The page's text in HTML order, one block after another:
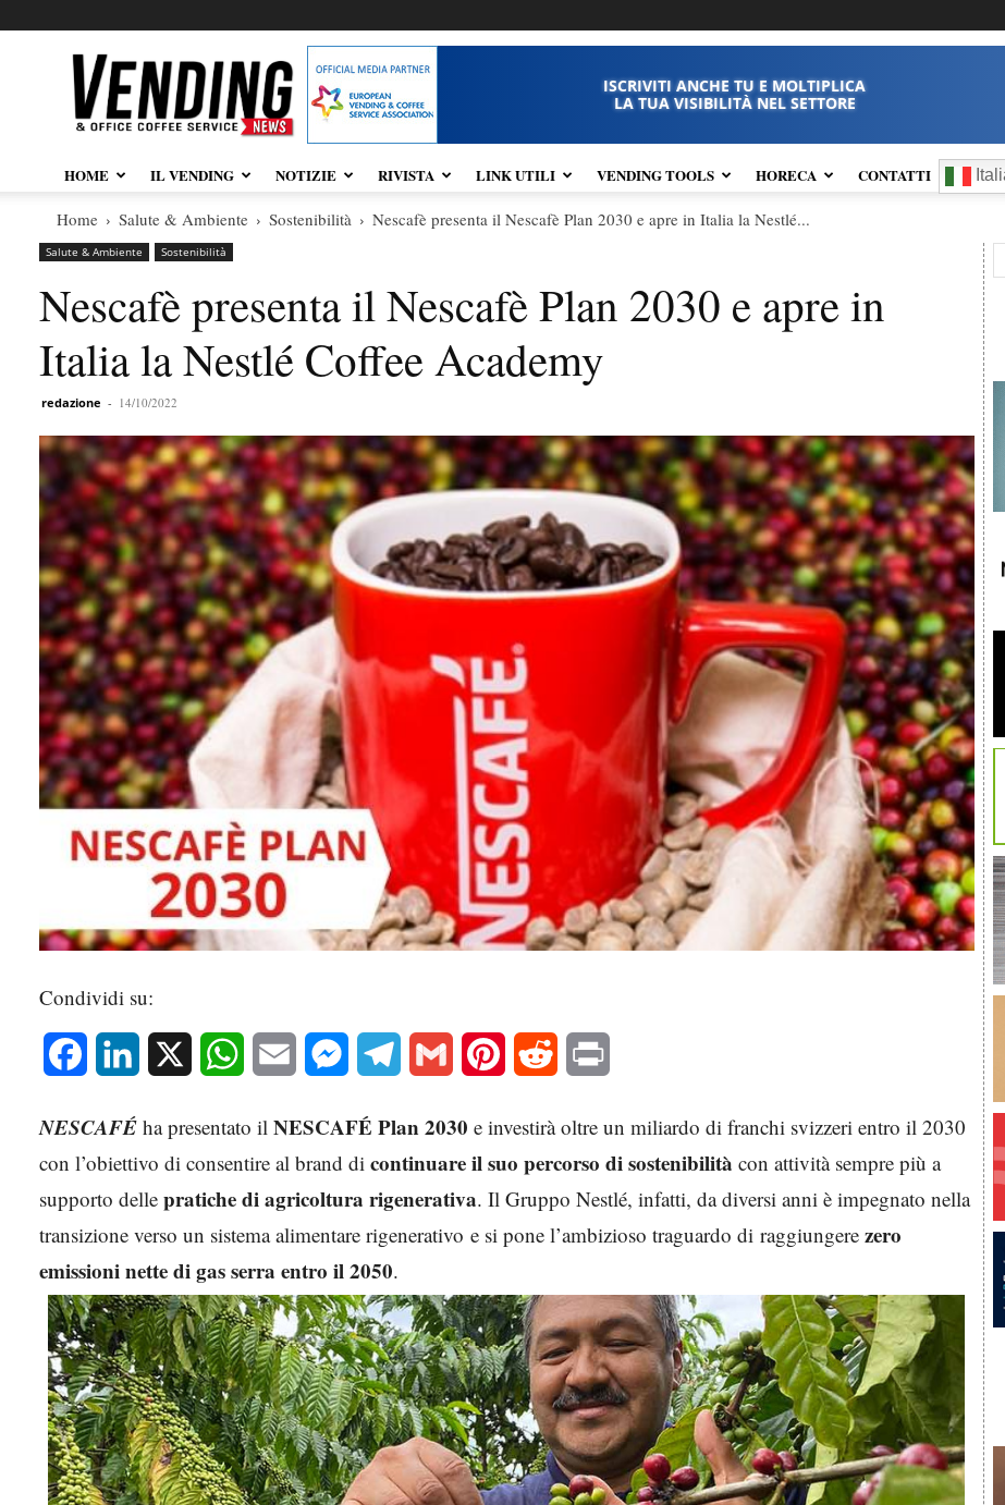
Vendingnews.it
ISCRIVITI ANCHE TU E MOLTIPLICA
LA TUA VISIBILITÀ NEL SETTORE
HOME IL VENDING NOTIZIE RIVISTA LINK UTILI VENDING TOOLS HORECA CONTATTI
Home Salute & Ambiente Sostenibilità Nescafè presenta il Nescafè Plan 2030 e apre in Italia la Nestlé...
Salute & Ambiente Sostenibilità
Nescafè presenta il Nescafè Plan 2030 e apre in
Italia la Nestlé Coffee Academy
redazione - 14/10/2022
Condividi su:
Facebook LinkedIn WhatsAppEmail MessengerTelegram Gmail Pinterest Reddit
NESCAFÉ ha presentato il NESCAFÉ Plan 2030 e investirà oltre un miliardo di franchi svizzeri entro il 2030
con l’obiettivo di consentire al brand di continuare il suo percorso di sostenibilità con attività sempre più a
supporto delle pratiche di agricoltura rigenerativa. Il Gruppo Nestlé, infatti, da diversi anni è impegnato nella
transizione verso un sistema alimentare rigenerativo e si pone l’ambizioso traguardo di raggiungere zero
emissioni nette di gas serra entro il 2050.